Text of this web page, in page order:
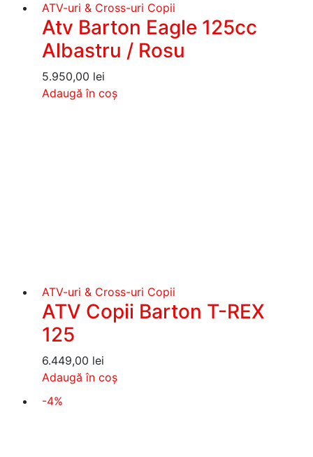
ATV-uri & Cross-uri Copii
Atv Barton Eagle 125cc
Albastru / Rosu
5.950,00 lei
Adaugă în coș
ATV-uri & Cross-uri Copii
ATV Copii Barton T-REX
125
6.449,00 lei
Adaugă în coș
-4%